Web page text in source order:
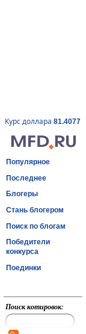
Курс доллара 81.4077
Популярное
Последнее
Блогеры
Стань блогером
Поиск по блогам
Победители
конкурса
Поединки
Поиск котировок: